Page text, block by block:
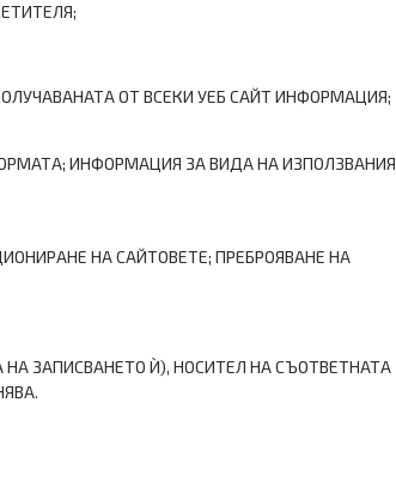
ОТ ВСЕКИ УЕБ САЙТ ИНФОРМАЦИЯ;
ИНФОРМАЦИЯ ЗА ВИДА НА ИЗПОЛЗВАНИЯ
НА САЙТОВЕТЕ; ПРЕБРОЯВАНЕ НА
ЗАПИСВАНЕТО Ѝ), НОСИТЕЛ НА СЪОТВЕТНАТА